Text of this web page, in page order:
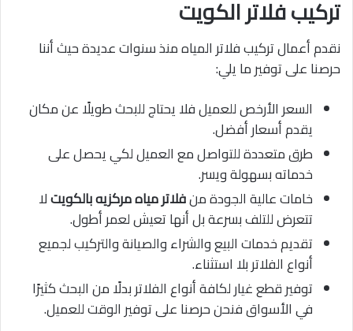
تركيب فلاتر الكويت
نقدم أعمال تركيب فلاتر المياه منذ سنوات عديدة حيث أننا
حرصنا على توفير ما يلي:
السعر الأرخص للعميل فلا يحتاج للبحث طويلًا عن مكان
يقدم أسعار أفضل.
طرق متعددة للتواصل مع العميل لكي يحصل على
خدماته بسهولة ويسر.
خامات عالية الجودة منفلاتر مياه مركزيه بالكويتلا
تتعرض للتلف بسرعة بل أنها تعيش لعمر أطول.
تقديم خدمات البيع والشراء والصيانة والتركيب لجميع
أنواع الفلاتر بلا استثناء.
توفير قطع غيار لكافة أنواع الفلاتر بدلًا من البحث كثيرًا
في الأسواق فنحن حرصنا على توفير الوقت للعميل.